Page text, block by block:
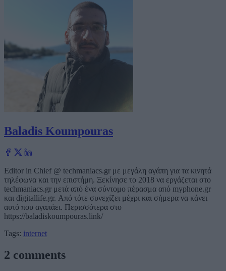
Baladis Koumpouras
Editor in Chief @ techmaniacs.gr με μεγάλη αγάπη για τα κινητά
τηλέφωνα και την επιστήμη. Ξεκίνησε το 2018 να εργάζεται στο
techmaniacs.gr μετά από ένα σύντομο πέρασμα από myphone.gr
και digitallife.gr. Από τότε συνεχίζει μέχρι και σήμερα να κάνει
αυτό που αγαπάει. Περισσότερα στο
https://baladiskoumpouras.link/
Tags: internet
2 comments